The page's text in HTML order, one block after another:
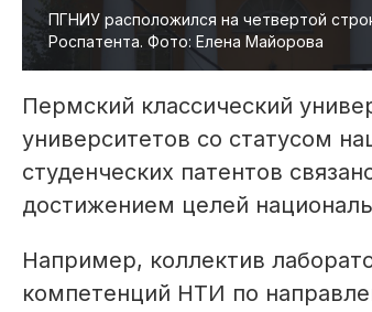
ПГНИУ расположился на четвертой
Роспатента. Фото: Елена Майорова
Пермский классический
университетов со статусом
студенческих патентов
достижением целей
Например, коллектив
компетенций НТИ по